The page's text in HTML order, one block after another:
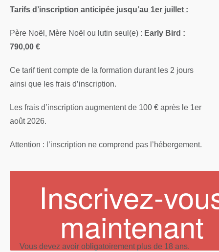
Tarifs d’inscription anticipée jusqu’au 1er juillet :
Père Noël, Mère Noël ou lutin seul(e) : Early Bird :
790,00 €
Ce tarif tient compte de la formation durant les 2 jours
ainsi que les frais d’inscription.
Les frais d’inscription augmentent de 100 € après le 1er
août 2026.
Attention : l’inscription ne comprend pas l’hébergement.
Inscrivez-
maintenant
Vous devez avoir obligatoirement plus de 18 ans.